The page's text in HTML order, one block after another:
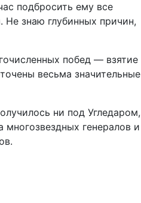
подбросить ему все
знаю глубинных причин,
побед — взятие
весьма значительные
ни под Угледаром,
генералов и